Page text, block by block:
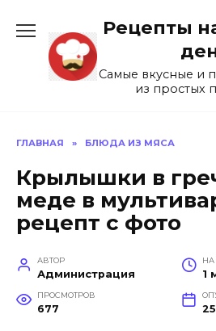
содержанию
Рецепты
Самые вкусные и
из простых
ГЛАВНАЯ » БЛЮДА ИЗ МЯСА
Крылышки в
меде в
рецепт с фото
АВТОР
Администрация
НА
1
ПРОСМОТРОВ
677